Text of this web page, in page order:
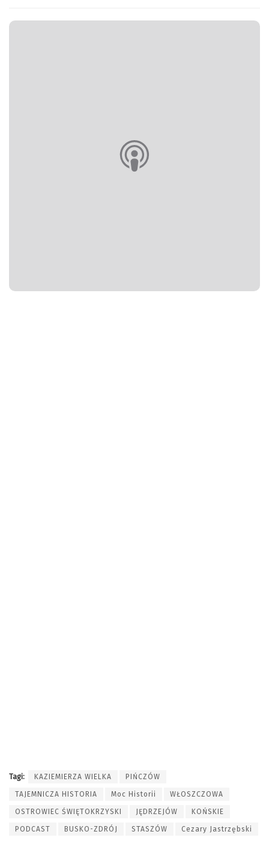
Tagi: KAZIEMIERZA WIELKA PIŃCZÓW
TAJEMNICZA HISTORIA Moc Historii WŁOSZCZOWA
OSTROWIEC ŚWIĘTOKRZYSKI JĘDRZEJÓW KOŃSKIE
PODCAST BUSKO-ZDRÓJ STASZÓW Cezary Jastrzębski